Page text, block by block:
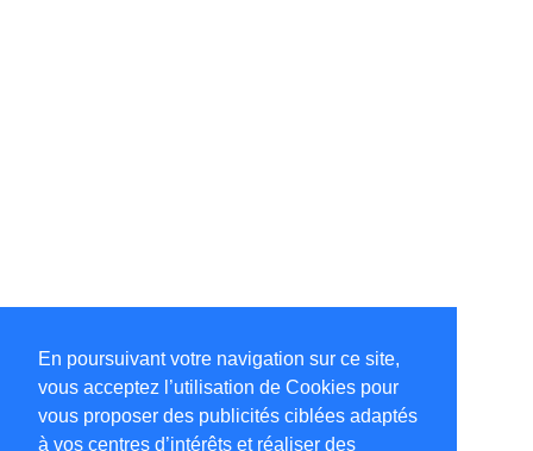
En poursuivant votre navigation sur ce site,
vous acceptez l’utilisation de Cookies pour
vous proposer des publicités ciblées adaptés
à vos centres d’intérêts et réaliser des